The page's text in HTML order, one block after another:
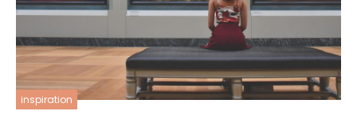
inspiration